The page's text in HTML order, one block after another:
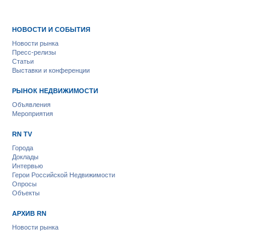
НОВОСТИ И СОБЫТИЯ
Новости рынка
Пресс-релизы
Статьи
Выставки и конференции
РЫНОК НЕДВИЖИМОСТИ
Объявления
Мероприятия
RN TV
Города
Доклады
Интервью
Герои Российской Недвижимости
Опросы
Объекты
АРХИВ RN
Новости рынка